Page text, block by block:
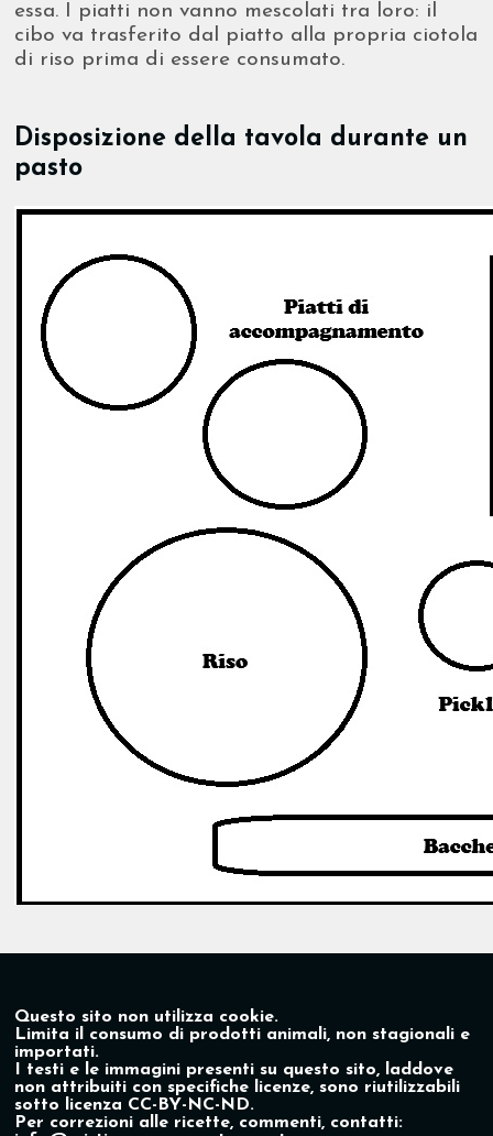
essa. I piatti non vanno mescolati tra loro: il
cibo va trasferito dal piatto alla propria ciotola
di riso prima di essere consumato.
Disposizione della tavola durante un
pasto
Questo sito non utilizza cookie.
Limita il consumo di prodotti animali, non stagionali e
importati.
I testi e le immagini presenti su questo sito, laddove
non attribuiti con specifiche licenze, sono riutilizzabili
sotto licenza CC-BY-NC-ND.
Per correzioni alle ricette, commenti, contatti: